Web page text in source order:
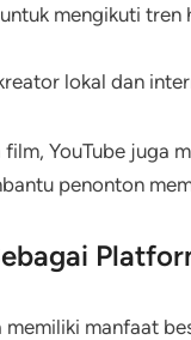
mengikuti
lokal dan
YouTube juga
penonton
memiliki manfaat